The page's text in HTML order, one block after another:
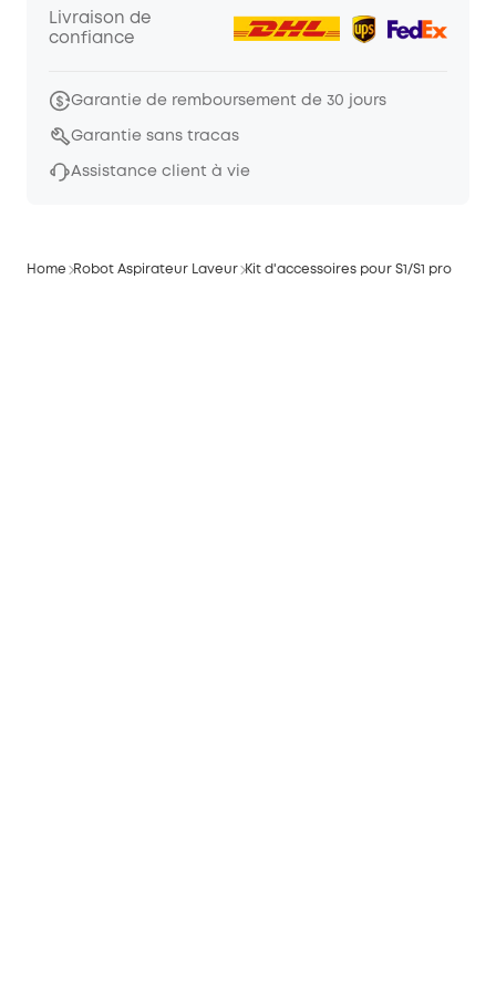
Livraison de
confiance
Garantie de remboursement de 30 jours
Garantie sans tracas
Assistance client à vie
Home Robot Aspirateur Laveur Kit d'accessoires pour S1/S1 pro